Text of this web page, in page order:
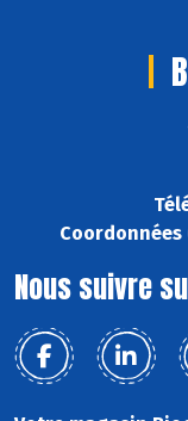
Coordonnées
Nous suivre